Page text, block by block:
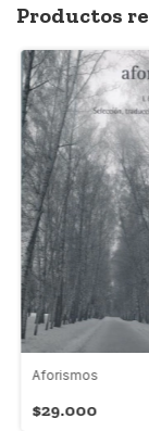
Productos
Aforismos
$29.000